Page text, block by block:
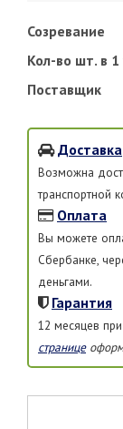
Созревание
Кол-во шт. в 1
Поставщик
Доставка
Возможна
транспортной
Оплата
Вы можете
Сбербанке,
деньгами.
Гарантия
12 месяцев
странице